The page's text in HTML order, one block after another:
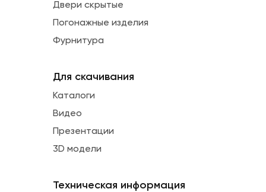
Двери скрытые
Погонажные изделия
Фурнитура
Для скачивания
Каталоги
Видео
Презентации
3D модели
Техническая информация